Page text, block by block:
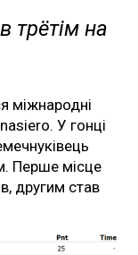
трётім на
міжнародні
У гонці
Перше місце
другим став